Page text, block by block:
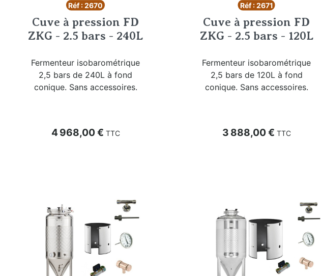
Réf : 2670
Cuve à pression FD
ZKG - 2.5 bars - 240L
Fermenteur isobarométrique
2,5 bars de 240L à fond
conique. Sans accessoires.
Prix
4 968,00 € TTC
Réf : 2671
Cuve à pression FD
ZKG - 2.5 bars - 120L
Fermenteur isobarométrique
2,5 bars de 120L à fond
conique. Sans accessoires.
Prix
3 888,00 € TTC